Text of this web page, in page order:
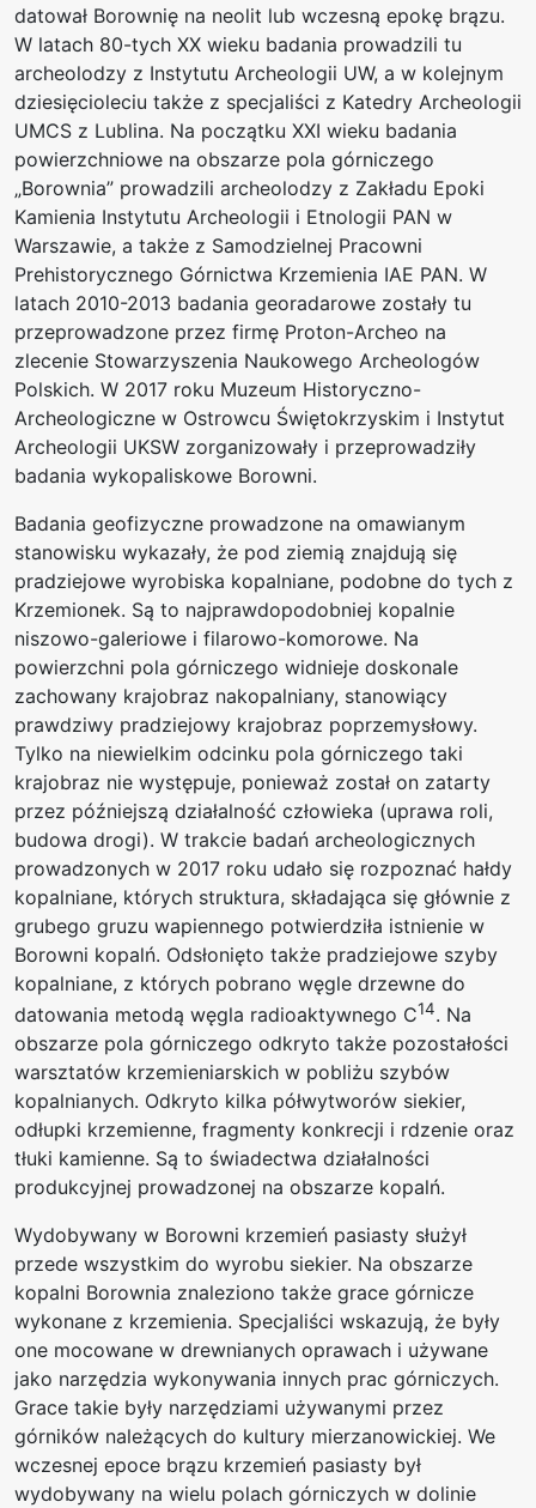
datował Borownię na neolit lub wczesną epokę brązu.
W latach 80-tych XX wieku badania prowadzili tu
archeolodzy z Instytutu Archeologii UW, a w kolejnym
dziesięcioleciu także z specjaliści z Katedry Archeologii
UMCS z Lublina. Na początku XXI wieku badania
powierzchniowe na obszarze pola górniczego
„Borownia” prowadzili archeolodzy z Zakładu Epoki
Kamienia Instytutu Archeologii i Etnologii PAN w
Warszawie, a także z Samodzielnej Pracowni
Prehistorycznego Górnictwa Krzemienia IAE PAN. W
latach 2010-2013 badania georadarowe zostały tu
przeprowadzone przez firmę Proton-Archeo na
zlecenie Stowarzyszenia Naukowego Archeologów
Polskich. W 2017 roku Muzeum Historyczno-
Archeologiczne w Ostrowcu Świętokrzyskim i Instytut
Archeologii UKSW zorganizowały i przeprowadziły
badania wykopaliskowe Borowni.
Badania geofizyczne prowadzone na omawianym
stanowisku wykazały, że pod ziemią znajdują się
pradziejowe wyrobiska kopalniane, podobne do tych z
Krzemionek. Są to najprawdopodobniej kopalnie
niszowo-galeriowe i filarowo-komorowe. Na
powierzchni pola górniczego widnieje doskonale
zachowany krajobraz nakopalniany, stanowiący
prawdziwy pradziejowy krajobraz poprzemysłowy.
Tylko na niewielkim odcinku pola górniczego taki
krajobraz nie występuje, ponieważ został on zatarty
przez późniejszą działalność człowieka (uprawa roli,
budowa drogi). W trakcie badań archeologicznych
prowadzonych w 2017 roku udało się rozpoznać hałdy
kopalniane, których struktura, składająca się głównie z
grubego gruzu wapiennego potwierdziła istnienie w
Borowni kopalń. Odsłonięto także pradziejowe szyby
kopalniane, z których pobrano węgle drzewne do
datowania metodą węgla radioaktywnego C14. Na
obszarze pola górniczego odkryto także pozostałości
warsztatów krzemieniarskich w pobliżu szybów
kopalnianych. Odkryto kilka półwytworów siekier,
odłupki krzemienne, fragmenty konkrecji i rdzenie oraz
tłuki kamienne. Są to świadectwa działalności
produkcyjnej prowadzonej na obszarze kopalń.
Wydobywany w Borowni krzemień pasiasty służył
przede wszystkim do wyrobu siekier. Na obszarze
kopalni Borownia znaleziono także grace górnicze
wykonane z krzemienia. Specjaliści wskazują, że były
one mocowane w drewnianych oprawach i używane
jako narzędzia wykonywania innych prac górniczych.
Grace takie były narzędziami używanymi przez
górników należących do kultury mierzanowickiej. We
wczesnej epoce brązu krzemień pasiasty był
wydobywany na wielu polach górniczych w dolinie